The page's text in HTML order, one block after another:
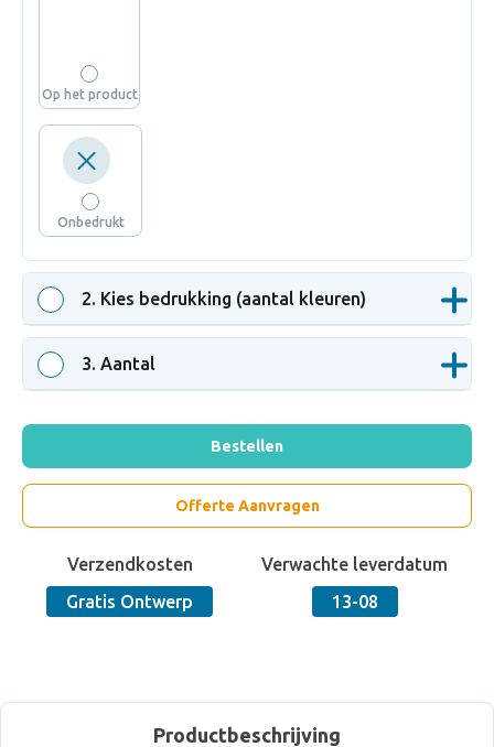
Op het product
Onbedrukt
2. Kies bedrukking (aantal kleuren)
3. Aantal
Bestellen
Offerte Aanvragen
Verzendkosten
Gratis Ontwerp
Verwachte leverdatum
13-08
Productbeschrijving